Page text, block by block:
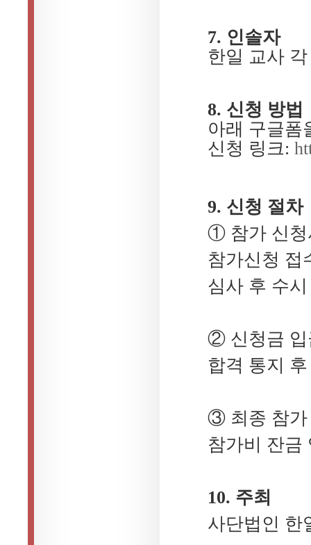
7. 인솔자
한일 교사
8. 신청 방법
아래 구글폼
신청 링크:
9. 신청 절차
① 참가 신청
참가신청 접
심사 후 수
② 신청금 입
합격 통지
③ 최종 참가
참가비 잔금
10. 주최
사단법인 한